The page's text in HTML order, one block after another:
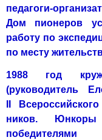
педагоги-
Дом пионеров
работу по
по месту
1988 год
(руководитель
II
ников.